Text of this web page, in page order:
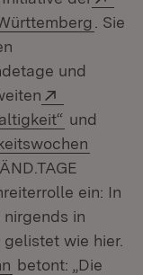
. Sie
und
(Öffnet in
und
ein: In
in
wie hier.
betont: „Die